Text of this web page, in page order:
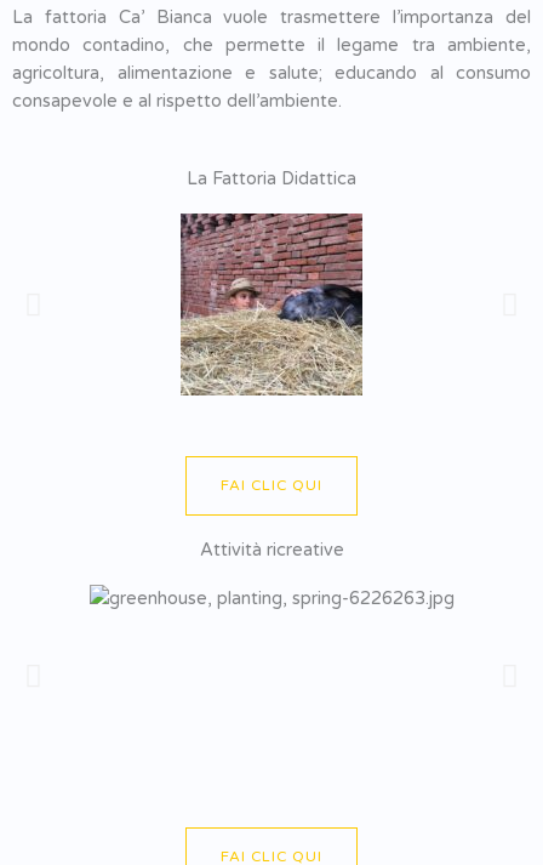
La fattoria Ca’ Bianca vuole trasmettere l’importanza del
mondo contadino, che permette il legame tra ambiente,
agricoltura, alimentazione e salute; educando al consumo
consapevole e al rispetto dell’ambiente.
La Fattoria Didattica
FAI CLIC QUI
Attività ricreative
FAI CLIC QUI